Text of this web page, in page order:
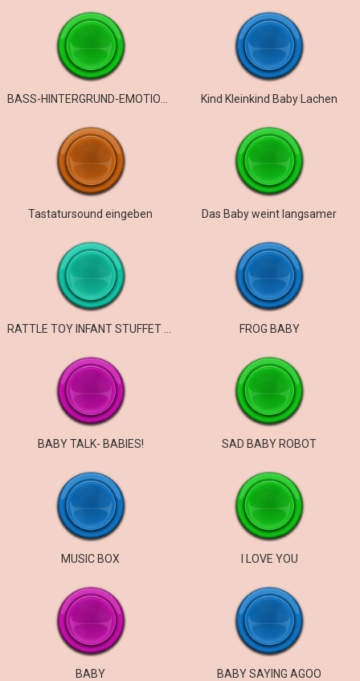
Kind Kleinkind Baby Lachen
Tastatursound eingeben Das Baby weint langsamer
FROG BABY
BABY TALK- BABIES! SAD BABY ROBOT
MUSIC BOX I LOVE YOU
BABY BABY SAYING AGOO